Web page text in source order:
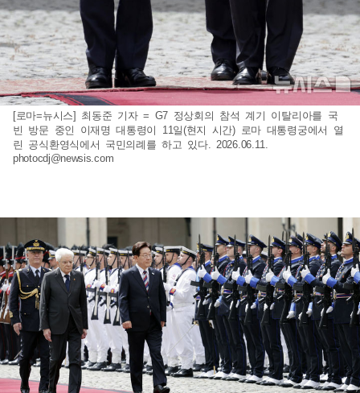
[로마=뉴시스] 최동준 기자 = G7 정상회의 참석 계기 이탈리아를 국
빈 방문 중인 이재명 대통령이 11일(현지 시간) 로마 대통령궁에서 열
린 공식환영식에서 국민의례를 하고 있다. 2026.06.11.
photocdj@newsis.com